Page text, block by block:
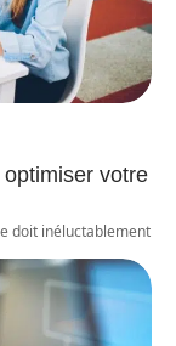
optimiser votre
doit inéluctablement